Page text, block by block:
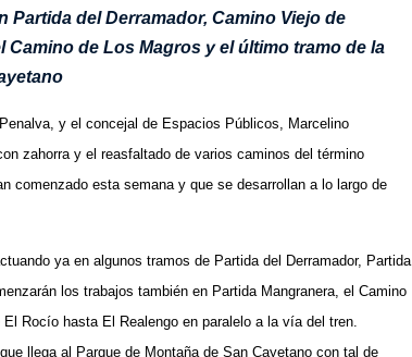
del Derramador, Camino Viejo de
Camino de Los Magros y el último tramo de la
y el concejal de Espacios Públicos, Marcelino
zahorra y el reasfaltado de varios caminos del término
comenzado esta semana y que se desarrollan a lo largo de
ya en algunos tramos de Partida del Derramador, Partida
los trabajos también en Partida Mangranera, el Camino
Rocío hasta El Realengo en paralelo a la vía del tren.
llega al Parque de Montaña de San Cayetano con tal de